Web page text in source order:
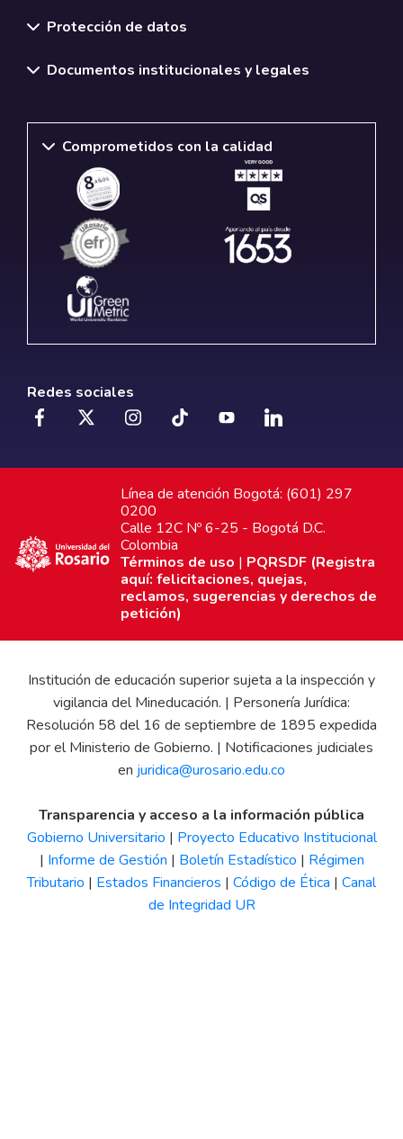
Protección de datos
Documentos institucionales y legales
Comprometidos con la calidad
Redes sociales
Línea de atención Bogotá: (601) 297
0200
Calle 12C Nº 6-25 - Bogotá D.C.
Colombia
Términos de uso | PQRSDF (Registra
aquí: felicitaciones, quejas,
reclamos, sugerencias y derechos de
petición)
Institución de educación superior sujeta a la inspección y
vigilancia del Mineducación. | Personería Jurídica:
Resolución 58 del 16 de septiembre de 1895 expedida
por el Ministerio de Gobierno. | Notificaciones judiciales
en juridica@urosario.edu.co
Transparencia y acceso a la información pública
Gobierno Universitario | Proyecto Educativo Institucional
| Informe de Gestión | Boletín Estadístico | Régimen
Tributario | Estados Financieros | Código de Ética | Canal
de Integridad UR